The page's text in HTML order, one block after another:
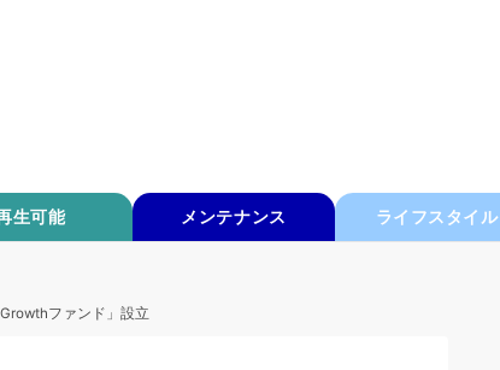
生可能 メンテナンス ライフスタイル
ファンド」設立